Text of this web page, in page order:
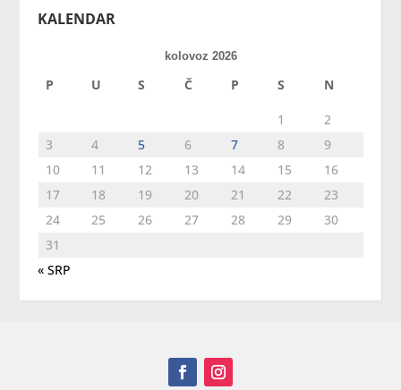
KALENDAR
kolovoz 2026
P U S Č P S N
1
2
3
4 5 6 7 8
9
10
11 12 13 14 15
16
17
18 19 20 21 22
23
24
25 26 27 28 29
30
31
« SRP